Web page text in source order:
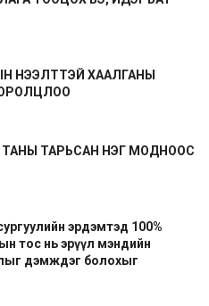
НЭЭЛТТЭЙ ХААЛГАНЫ
ТАРЬСАН НЭГ МОДНООС
эрдэмтэд 100%
тос нь эрүүл мэндийн
дэмждэг болохыг